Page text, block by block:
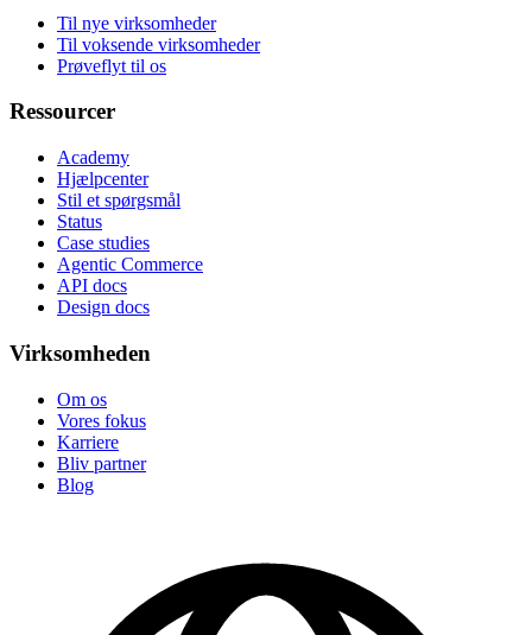
Til nye virksomheder
Til voksende virksomheder
Prøveflyt til os
Ressourcer
Academy
Hjælpcenter
Stil et spørgsmål
Status
Case studies
Agentic Commerce
API docs
Design docs
Virksomheden
Om os
Vores fokus
Karriere
Bliv partner
Blog